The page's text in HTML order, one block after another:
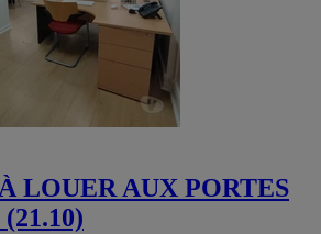
LOUER AUX PORTES